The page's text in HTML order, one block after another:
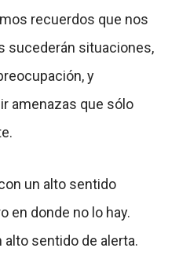
recuerdos que nos
sucederán situaciones,
y
amenazas que sólo
un alto sentido
en donde no lo hay.
sentido de alerta.